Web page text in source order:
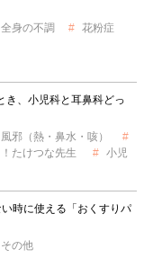
全身の不調 花粉症
き、小児科と耳鼻科どっ
風邪（熱・鼻水・咳）
たけつな先生
小児
時に使える「おくすりパ
その他